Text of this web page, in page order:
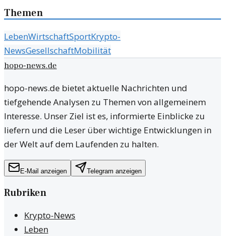
Themen
LebenWirtschaftSportKrypto-
NewsGesellschaftMobilität
hopo-news.de
hopo-news.de bietet aktuelle Nachrichten und
tiefgehende Analysen zu Themen von allgemeinem
Interesse. Unser Ziel ist es, informierte Einblicke zu
liefern und die Leser über wichtige Entwicklungen in
der Welt auf dem Laufenden zu halten.
E-Mail anzeigen Telegram anzeigen
Rubriken
Krypto-News
Leben